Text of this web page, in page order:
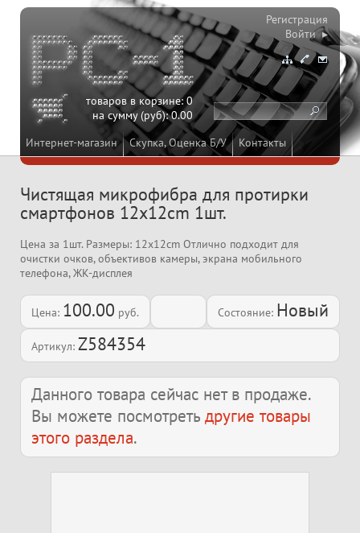
Интернет-магазин Скупка, Оценка Б/У Контакты
товаров в корзине:0
на сумму (руб):0.00
Регистрация
Войти ▸
Чистящая микрофибра для протирки
смартфонов 12x12cm 1шт.
Цена за 1шт. Размеры: 12x12cm Отлично подходит для
очистки очков, объективов камеры, экрана мобильного
телефона, ЖК-дисплея
Цена: 100.00 руб. Состояние: Новый
Артикул: Z584354
Данного товара сейчас нет в продаже.
Вы можете посмотреть другие товары
этого раздела.